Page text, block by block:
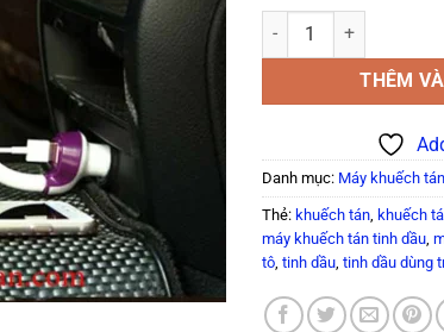
Máy khuếch tán tinh
THÊM
Danh mục: Máy khuếch tán
Thẻ: khuếch tán khuếch
máy khuếch tán tinh dầu
tô tinh dầu tinh dầu dùng